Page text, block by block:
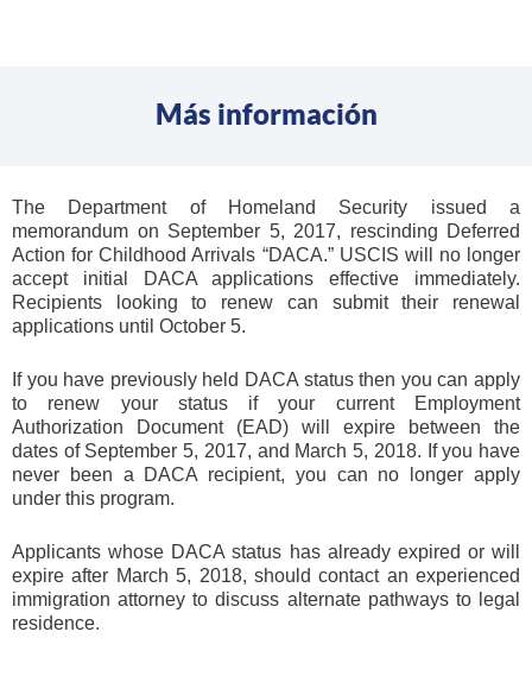
Más información
The Department of Homeland Security issued a
memorandum on September 5, 2017, rescinding Deferred
Action for Childhood Arrivals “DACA.” USCIS will no longer
accept initial DACA applications effective immediately.
Recipients looking to renew can submit their renewal
applications until October 5.
If you have previously held DACA status then you can apply
to renew your status if your current Employment
Authorization Document (EAD) will expire between the
dates of September 5, 2017, and March 5, 2018. If you have
never been a DACA recipient, you can no longer apply
under this program.
Applicants whose DACA status has already expired or will
expire after March 5, 2018, should contact an experienced
immigration attorney to discuss alternate pathways to legal
residence.